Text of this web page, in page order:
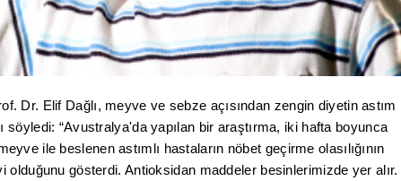
Dr. Elif Dağlı, meyve ve sebze açısından zengin diyetin astım
söyledi: “Avustralya'da yapılan bir araştırma, iki hafta boyunca
ile beslenen astımlı hastaların nöbet geçirme olasılığının
olduğunu gösterdi. Antioksidan maddeler besinlerimizde yer alır.